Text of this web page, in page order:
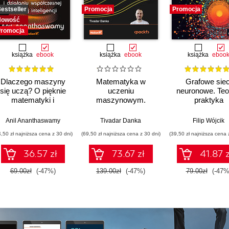
Warren
książka ebook
Dlaczego maszyny
się uczą? O pięknie
matematyki i
współczesnej
Anil Ananthaswamy
zł najniższa cena z 30 dni)
36.57 zł
69.00zł (-47%)
Promocja
książka ebook
Matematyka w
uczeniu
maszynowym.
liniową, rachunek
całkowy oraz
rachunek
prawdopodobieństwa
Tivadar Danka
(69,50 zł najniższa cena z 30 dni)
73.67 zł
139.00zł (-47%)
Promocja
książka ebook
Grafowe
neuronowe.
praktyka
Filip Wójcik
(39,50 zł najniższa cena
41.87
79.00zł (-